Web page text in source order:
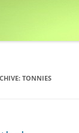
TONNIES